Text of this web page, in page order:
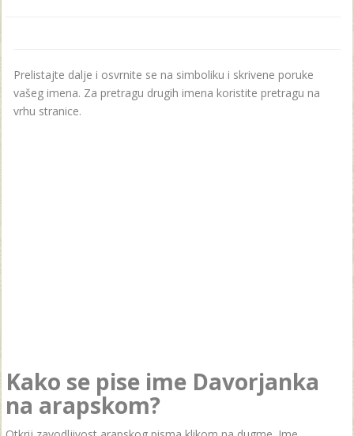
Prelistajte dalje i osvrnite se na simboliku i skrivene poruke
vašeg imena. Za pretragu drugih imena koristite pretragu na
vrhu stranice.
Kako se pise ime Davorjanka
na arapskom?